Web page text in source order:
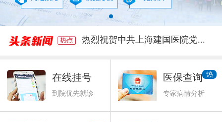
热烈祝贺中共上海建国医院党...
在线挂号
到院优先就诊
医保查询
专家病情分析
热